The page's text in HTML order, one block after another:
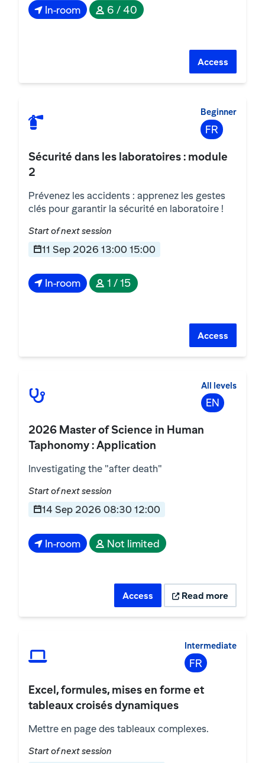
In-room 6 / 40
Access
Beginner
FR
Sécurité dans les laboratoires : module
2
Prévenez les accidents : apprenez les gestes
clés pour garantir la sécurité en laboratoire !
Start of next session
11 Sep 2026 13:00 15:00
In-room 1 / 15
Access
All levels
EN
2026 Master of Science in Human
Taphonomy : Application
Investigating the "after death"
Start of next session
14 Sep 2026 08:30 12:00
In-room Not limited
Access Read more
Intermediate
FR
Excel, formules, mises en forme et
tableaux croisés dynamiques
Mettre en page des tableaux complexes.
Start of next session